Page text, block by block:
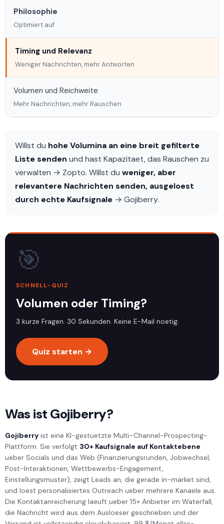
Philosophie
Optimiert auf
Timing und Relevanz
Weniger Nachrichten, mehr Antworten
Volumen und Reichweite
Mehr Nachrichten, mehr Rauschen
Willst du hohe Volumina an eine breit gefilterte
Liste senden und hast Kapazitaet, das Rauschen zu
verwalten → Zopto. Willst du weniger, aber
relevantere Nachrichten senden, ausgeloest
durch echte Kaufsignale → Gojiberry.
🎯
SCHNELL-QUIZ
Volumen oder Timing?
3 kurze Fragen. 30 Sekunden. Keine E-Mail noetig.
Quiz starten →
Was ist Gojiberry?
Gojiberry ist eine KI-gestuetzte Multi-Channel-Prospecting-
Plattform. Sie verfolgt 30+ Kaufsignale auf Kontaktebene
ueber Socials und das Web (Finanzierungsrunden, Jobwechsel,
Post-Interaktionen, Wettbewerbs-Engagement,
Einstellungsmuster), zeigt Leads an, die gerade in-market sind,
und loest personalisiertes Outreach ueber mehrere Kanaele aus.
Die Kontaktanreicherung laeuft ueber 15+ Anbieter im Waterfall,
die Nachricht wird aus dem Ausloeser geschrieben und der